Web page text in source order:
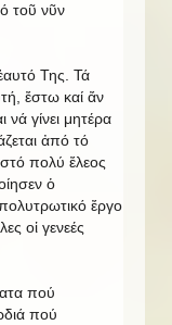
τοῦ νῦν
Της. Τά
ἔστω καί ἄν
γίνει μητέρα
ἀπό τό
πολύ ἔλεος
ὁ
ἔργο
οἱ γενεές
πού
πού